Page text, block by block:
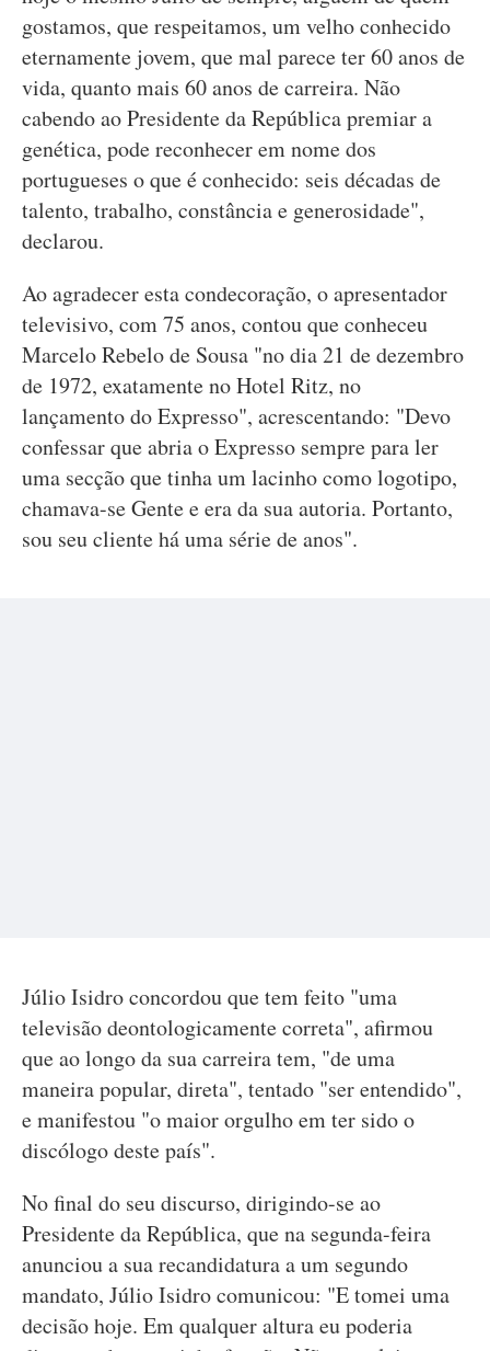
gostamos, que respeitamos, um velho conhecido
eternamente jovem, que mal parece ter 60 anos de
vida, quanto mais 60 anos de carreira. Não
cabendo ao Presidente da República premiar a
genética, pode reconhecer em nome dos
portugueses o que é conhecido: seis décadas de
talento, trabalho, constância e generosidade",
declarou.
Ao agradecer esta condecoração, o apresentador
televisivo, com 75 anos, contou que conheceu
Marcelo Rebelo de Sousa "no dia 21 de dezembro
de 1972, exatamente no Hotel Ritz, no
lançamento do Expresso", acrescentando: "Devo
confessar que abria o Expresso sempre para ler
uma secção que tinha um lacinho como logotipo,
chamava-se Gente e era da sua autoria. Portanto,
sou seu cliente há uma série de anos".
Júlio Isidro concordou que tem feito "uma
televisão deontologicamente correta", afirmou
que ao longo da sua carreira tem, "de uma
maneira popular, direta", tentado "ser entendido",
e manifestou "o maior orgulho em ter sido o
discólogo deste país".
No final do seu discurso, dirigindo-se ao
Presidente da República, que na segunda-feira
anunciou a sua recandidatura a um segundo
mandato, Júlio Isidro comunicou: "E tomei uma
decisão hoje. Em qualquer altura eu poderia